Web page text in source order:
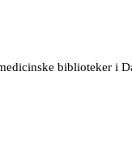
biblioteker i